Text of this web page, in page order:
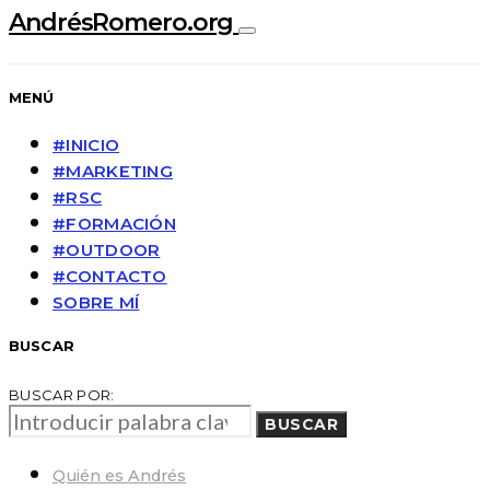
AndrésRomero.org
MENÚ
#INICIO
#MARKETING
#RSC
#FORMACIÓN
#OUTDOOR
#CONTACTO
SOBRE MÍ
BUSCAR
BUSCAR POR:
BUSCAR
Quién es Andrés